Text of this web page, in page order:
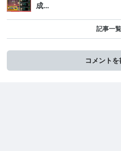
成…
記事一覧
コメントを